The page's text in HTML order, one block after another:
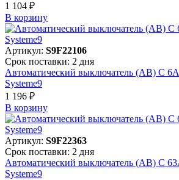
1 104 ₽
В корзинy
Артикул: S9F22106
Срок поставки: 2 дня
Автоматический выключатель (АВ) C
Systeme9
1 196 ₽
В корзинy
Артикул: S9F22363
Срок поставки: 2 дня
Автоматический выключатель (АВ) C
Systeme9